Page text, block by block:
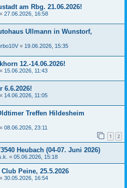
am Rbg. 21.06.2026!
« 27.06.2026, 16:58
Ullmann in Wunstorf,
« 19.06.2026, 15:35
12.-14.06.2026!
« 15.06.2026, 11:43
6.6.2026!
« 14.06.2026, 11:05
Treffen Hildesheim
« 08.06.2026, 23:11
1 2
Heubach (04-07. Juni 2026)
« 05.06.2026, 15:18
Peine, 25.5.2026
« 30.05.2026, 16:54